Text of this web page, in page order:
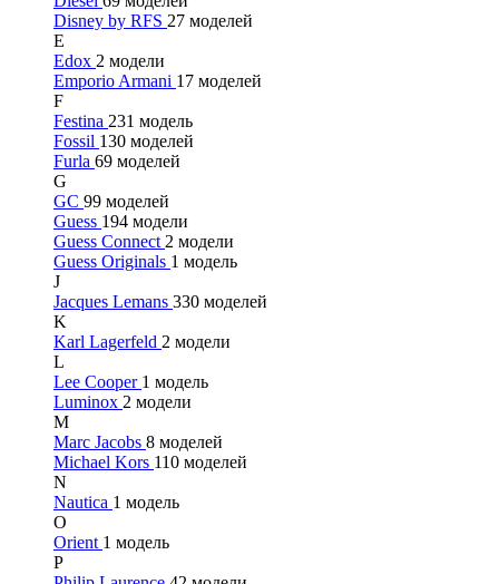
Disney by RFS 27 моделей
E
Edox 2 модели
Emporio Armani 17 моделей
F
Festina 231 модель
Fossil 130 моделей
Furla 69 моделей
G
GC 99 моделей
Guess 194 модели
Guess Connect 2 модели
Guess Originals 1 модель
J
Jacques Lemans 330 моделей
K
Karl Lagerfeld 2 модели
L
Lee Cooper 1 модель
Luminox 2 модели
M
Marc Jacobs 8 моделей
Michael Kors 110 моделей
N
Nautica 1 модель
O
Orient 1 модель
P